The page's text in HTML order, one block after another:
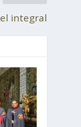
integral